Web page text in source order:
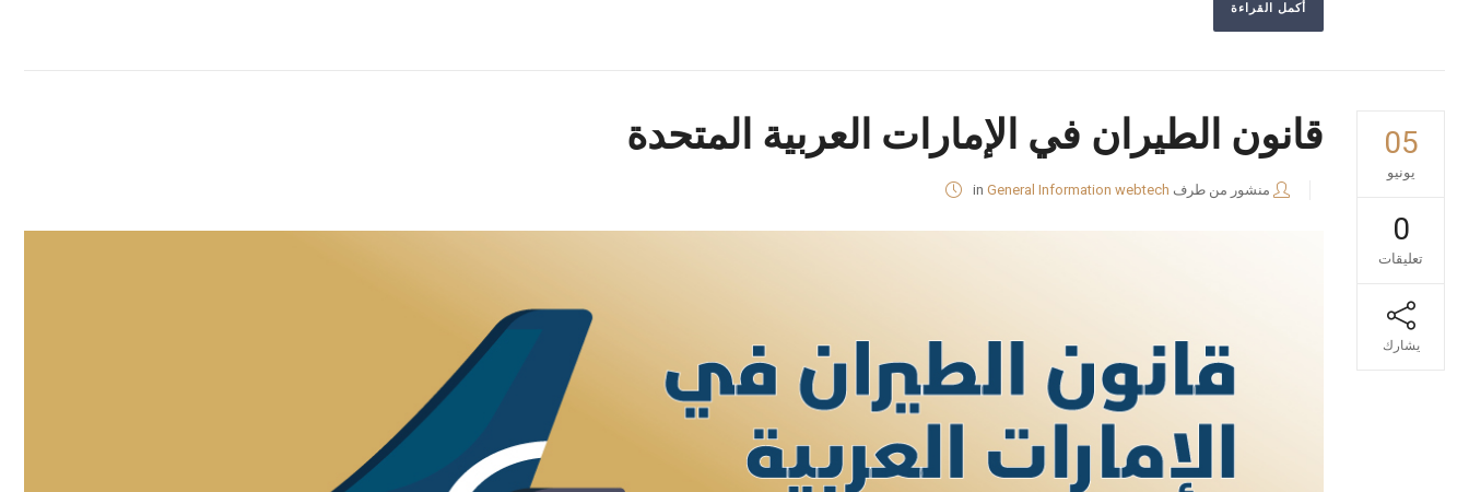
أكمل القراءة
05
يونيو
0
تعليقات
يشارك
قانون الطيران في الإمارات العربية المتحدة
منشور من طرف webtech
in General Information